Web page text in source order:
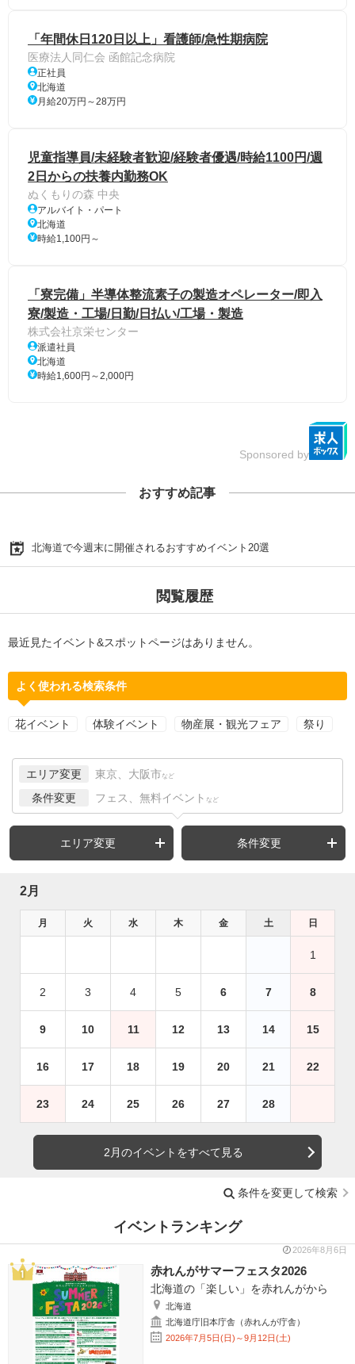
「年間休日120日以上」看護師/急性期病院
医療法人同仁会 函館記念病院
正社員
北海道
月給20万円～28万円
児童指導員/未経験者歓迎/経験者優遇/時給1100円/週
2日からの扶養内勤務OK
ぬくもりの森 中央
アルバイト・パート
北海道
時給1,100円～
「寮完備」半導体整流素子の製造オペレーター/即入
寮/製造・工場/日勤/日払い/工場・製造
株式会社京栄センター
派遣社員
北海道
時給1,600円～2,000円
Sponsored by
おすすめ記事
北海道で今週末に開催されるおすすめイベント20選
閲覧履歴
最近見たイベント&スポットページはありません。
よく使われる検索条件
花イベント 体験イベント 物産展・観光フェア 祭り
エリア変更 東京、大阪市 など
条件変更 フェス、無料イベント など
エリア変更 条件変更
2月
月 火 水 木 金 土 日
1
2 3 4 5 6 7 8
9 10 11 12 13 14 15
16 17 18 19 20 21 22
23 24 25 26 27 28
2月のイベントをすべて見る
条件を変更して検索
イベントランキング
2026年8月6日
赤れんがサマーフェスタ2026
北海道の「楽しい」を赤れんがから
北海道
北海道庁旧本庁舎（赤れんが庁舎）
2026年7月5日(日)～9月12日(土)